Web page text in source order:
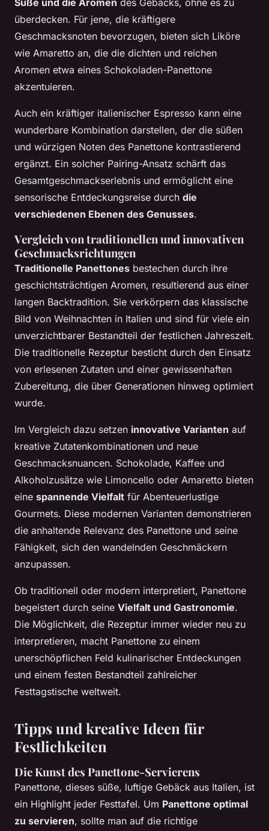
überdecken. Für jene, die kräftigere
Geschmacksnoten bevorzugen, bieten sich Liköre
wie Amaretto an, die die dichten und reichen
Aromen etwa eines Schokoladen-Panettone
akzentuieren.
Auch ein kräftiger italienischer Espresso kann eine
wunderbare Kombination darstellen, der die süßen
und würzigen Noten des Panettone kontrastierend
ergänzt. Ein solcher Pairing-Ansatz schärft das
Gesamtgeschmackserlebnis und ermöglicht eine
sensorische Entdeckungsreise durch die
verschiedenen Ebenen des Genusses.
Vergleich von traditionellen und innovativen
Geschmacksrichtungen
Traditionelle Panettones bestechen durch ihre
geschichtsträchtigen Aromen, resultierend aus einer
langen Backtradition. Sie verkörpern das klassische
Bild von Weihnachten in Italien und sind für viele ein
unverzichtbarer Bestandteil der festlichen Jahreszeit.
Die traditionelle Rezeptur besticht durch den Einsatz
von erlesenen Zutaten und einer gewissenhaften
Zubereitung, die über Generationen hinweg optimiert
wurde.
Im Vergleich dazu setzen innovative Varianten auf
kreative Zutatenkombinationen und neue
Geschmacksnuancen. Schokolade, Kaffee und
Alkoholzusätze wie Limoncello oder Amaretto bieten
eine spannende Vielfalt für Abenteuerlustige
Gourmets. Diese modernen Varianten demonstrieren
die anhaltende Relevanz des Panettone und seine
Fähigkeit, sich den wandelnden Geschmäckern
anzupassen.
Ob traditionell oder modern interpretiert, Panettone
begeistert durch seine Vielfalt und Gastronomie.
Die Möglichkeit, die Rezeptur immer wieder neu zu
interpretieren, macht Panettone zu einem
unerschöpflichen Feld kulinarischer Entdeckungen
und einem festen Bestandteil zahlreicher
Festtagstische weltweit.
Tipps und kreative Ideen für
Festlichkeiten
Die Kunst des Panettone-Servierens
Panettone, dieses süße, luftige Gebäck aus Italien, ist
ein Highlight jeder Festtafel. Um Panettone optimal
zu servieren, sollte man auf die richtige